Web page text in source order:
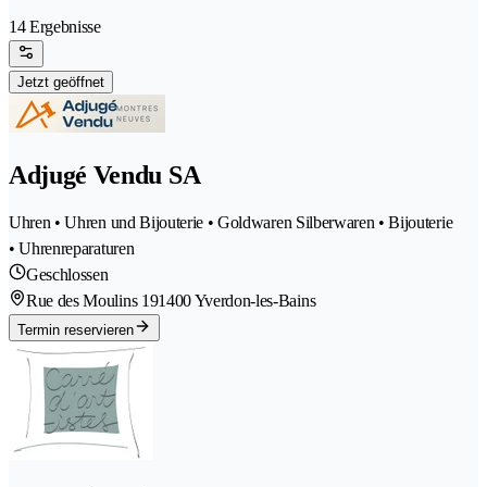
14 Ergebnisse
Jetzt geöffnet
Adjugé Vendu SA
Uhren • Uhren und Bijouterie • Goldwaren Silberwaren • Bijouterie
• Uhrenreparaturen
Geschlossen
Rue des Moulins 191400 Yverdon-les-Bains
Termin reservieren